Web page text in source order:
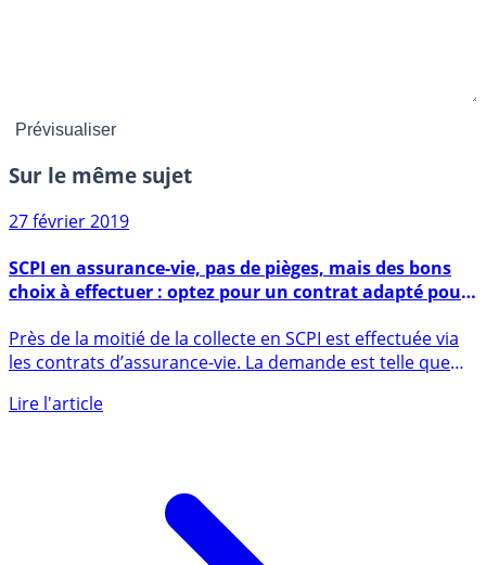
Sur le même sujet
27 février 2019
choix à effectuer : optez pour un contrat adapté pour
maximiser vos rendements
les contrats d’assurance-vie. La demande est telle que